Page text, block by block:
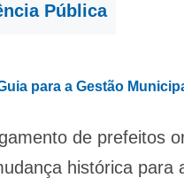
Pública
para a Gestão
de prefeitos
histórica para